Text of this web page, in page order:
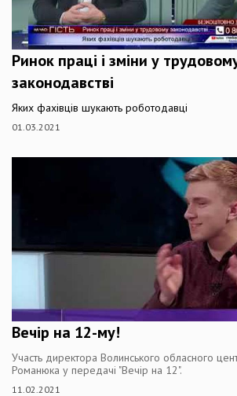
Ринок праці і зміни у
законодавстві
Яких фахівців шукають роботодавці
01.03.2021
Вечір на 12-му!
Участь директора Волинського обласного
Романюка у передачі "Вечір на 12".
11.02.2021